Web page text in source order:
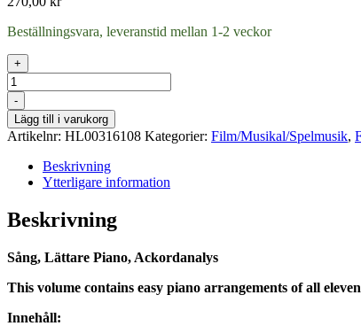
Beställningsvara, leveranstid mellan 1-2 veckor
+
Antal
-
Lägg till i varukorg
Artikelnr: HL00316108 Kategorier: Film/Musikal/Spelmusik,
Beskrivning
Ytterligare information
Beskrivning
Sång, Lättare Piano, Ackordanalys
This volume contains easy piano arrangements of all
Innehåll: